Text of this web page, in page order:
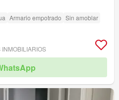
Armario empotrado Sin amoblar